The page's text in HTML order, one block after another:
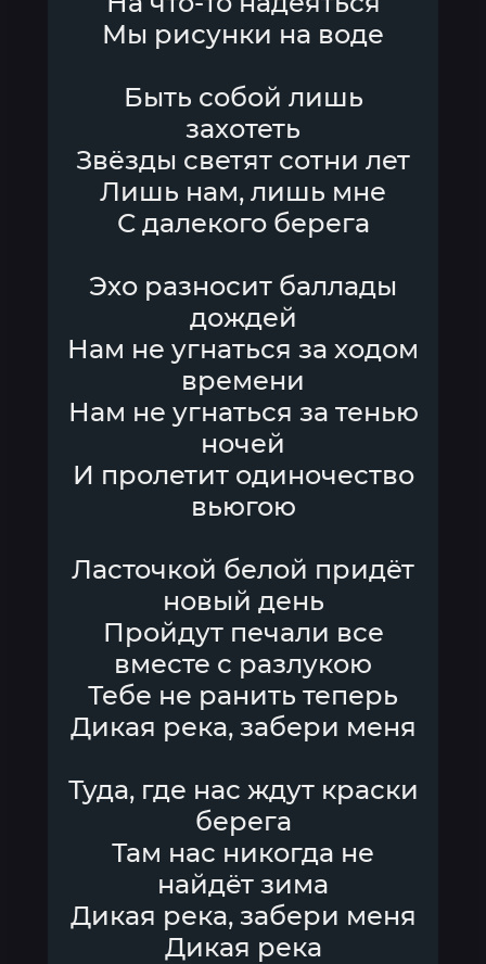
Мы рисунки на воде
Быть собой лишь
захотеть
Звёзды светят сотни лет
Лишь нам, лишь мне
С далекого берега
Эхо разносит баллады
дождей
Нам не угнаться за ходом
времени
Нам не угнаться за тенью
ночей
И пролетит одиночество
вьюгою
Ласточкой белой придёт
новый день
Пройдут печали все
вместе с разлукою
Тебе не ранить теперь
Дикая река, забери меня
Туда, где нас ждут краски
берега
Там нас никогда не
найдёт зима
Дикая река, забери меня
Дикая река